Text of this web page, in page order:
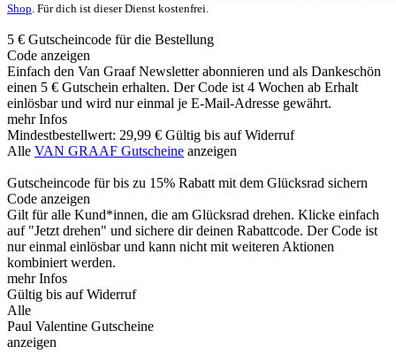
Shop . Für dich ist dieser Dienst kostenfrei.
5 € Gutscheincode für die Bestellung
Code anzeigen
Einfach den Van Graaf Newsletter abonnieren und als Dankeschön
einen 5 € Gutschein erhalten. Der Code ist 4 Wochen ab Erhalt
einlösbar und wird nur einmal je E-Mail-Adresse gewährt.
mehr Infos
Mindestbestellwert: 29,99 € Gültig bis auf Widerruf
Alle VAN GRAAF Gutscheine anzeigen
Gutscheincode für bis zu 15% Rabatt mit dem Glücksrad sichern
Code anzeigen
Gilt für alle Kund*innen, die am Glücksrad drehen. Klicke einfach
auf "Jetzt drehen" und sichere dir deinen Rabattcode. Der Code ist
nur einmal einlösbar und kann nicht mit weiteren Aktionen
kombiniert werden.
mehr Infos
Gültig bis auf Widerruf
Alle
Paul Valentine Gutscheine
anzeigen